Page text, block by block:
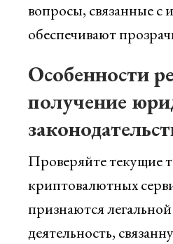
вопросы, связанные с
обеспечивают
Особенности
получение
Проверяйте текущие
криптовалютных
признаются
деятельность,